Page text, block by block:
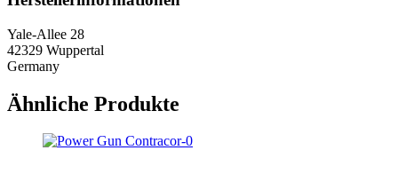
Yale-Allee 28
42329 Wuppertal
Germany
Ähnliche Produkte